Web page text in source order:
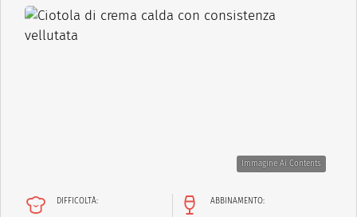
Immagine Ai Contents
DIFFICOLTÀ: ABBINAMENTO: